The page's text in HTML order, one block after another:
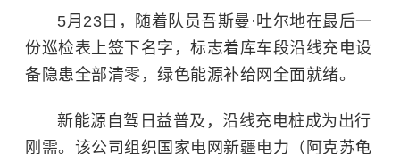
5月23日，随着队员吾斯曼·吐尔地在最后一
份巡检表上签下名字，标志着库车段沿线充电设
备隐患全部清零，绿色能源补给网全面就绪。
新能源自驾日益普及，沿线充电桩成为出行
刚需。该公司组织国家电网新疆电力（阿克苏龟